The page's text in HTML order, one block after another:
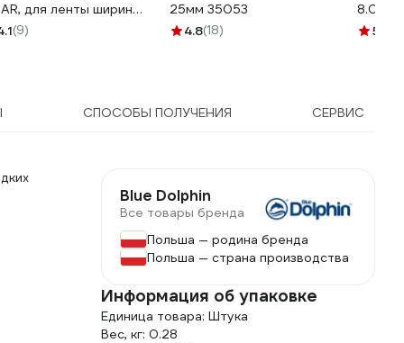
для ленты шириной
80783
(9)
25мм 35053
4.8(18)
5
СПОСОБЫ ПОЛУЧЕНИЯ СЕРВИС
Blue Dolphin
Все товары бренда
Польша — родина бренда
Польша — страна производства
Информация об упаковке
Единица товара: Штука
Вес, кг: 0.28